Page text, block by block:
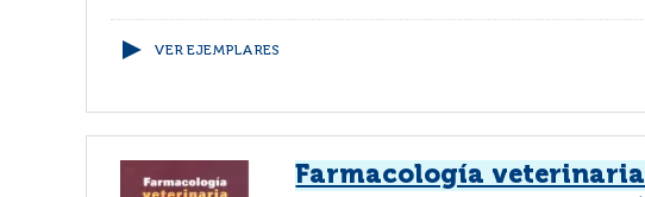
VER EJEMPLARES
Farmacología veterinaria